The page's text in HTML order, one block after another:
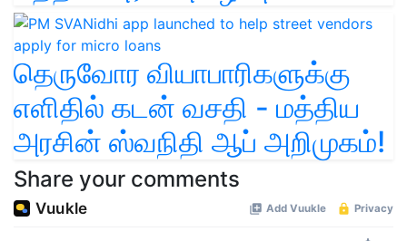
தெருவோர வியாபாரிகளுக்கு
எளிதில் கடன் வசதி - மத்திய
அரசின் ஸ்வநிதி ஆப் அறிமுகம்!
Share your comments